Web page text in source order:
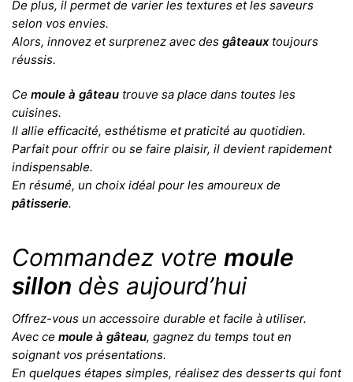
De plus, il permet de varier les textures et les saveurs
selon vos envies.
Alors, innovez et surprenez avec des gâteauxtoujours
réussis.
Ce moule à gâteau trouve sa place dans toutes les
cuisines.
Il allie efficacité, esthétisme et praticité au quotidien.
Parfait pour offrir ou se faire plaisir, il devient rapidement
indispensable.
En résumé, un choix idéal pour les amoureux de
pâtisserie.
Commandez votre moule
sillon dès aujourd’hui
Offrez-vous un accessoire durable et facile à utiliser.
Avec ce moule à gâteau, gagnez du temps tout en
soignant vos présentations.
En quelques étapes simples, réalisez des desserts qui font